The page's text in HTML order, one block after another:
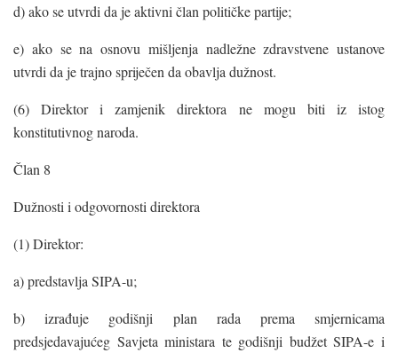
d) ako se utvrdi da je aktivni član političke partije;
e) ako se na osnovu mišljenja nadležne zdravstvene ustanove
utvrdi da je trajno spriječen da obavlja dužnost.
(6) Direktor i zamjenik direktora ne mogu biti iz istog
konstitutivnog naroda.
Član 8
Dužnosti i odgovornosti direktora
(1) Direktor:
a) predstavlja SIPA-u;
b) izrađuje godišnji plan rada prema smjernicama
predsjedavajućeg Savjeta ministara te godišnji budžet SIPA-e i